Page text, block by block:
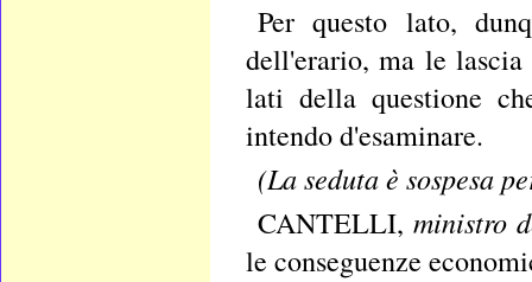
Per questo lato,
dell'erario, ma le
lati della questione
intendo d'esaminare.
(La seduta è sospesa
CANTELLI,ministro
le conseguenze